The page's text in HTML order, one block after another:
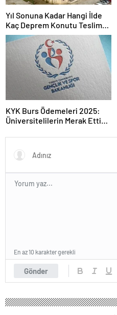
Yıl Sonuna Kadar Hangi İlde
Kaç Deprem Konutu Teslim
Edilecek?
KYK Burs Ödemeleri 2025:
Üniversitelilerin Merak Ettiği
Gönder
En az 10 karakter gerekli